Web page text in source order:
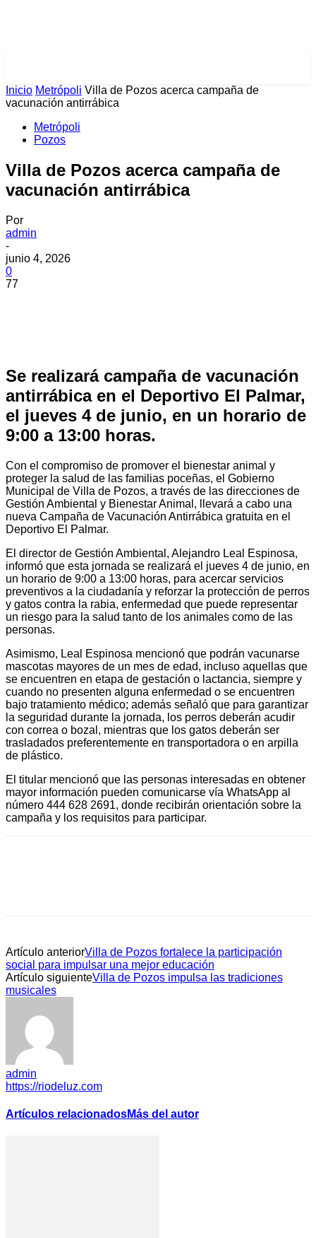
Inicio Metrópoli Villa de Pozos acerca campaña de
vacunación antirrábica
Metrópoli
Pozos
Villa de Pozos acerca campaña de
vacunación antirrábica
Por
admin
-
junio 4, 2026
0
77
Se realizará campaña de vacunación
antirrábica en el Deportivo El Palmar,
el jueves 4 de junio, en un horario de
9:00 a 13:00 horas.
Con el compromiso de promover el bienestar animal y
proteger la salud de las familias poceñas, el Gobierno
Municipal de Villa de Pozos, a través de las direcciones de
Gestión Ambiental y Bienestar Animal, llevará a cabo una
nueva Campaña de Vacunación Antirrábica gratuita en el
Deportivo El Palmar.
El director de Gestión Ambiental, Alejandro Leal Espinosa,
informó que esta jornada se realizará el jueves 4 de junio, en
un horario de 9:00 a 13:00 horas, para acercar servicios
preventivos a la ciudadanía y reforzar la protección de perros
y gatos contra la rabia, enfermedad que puede representar
un riesgo para la salud tanto de los animales como de las
personas.
Asimismo, Leal Espinosa mencionó que podrán vacunarse
mascotas mayores de un mes de edad, incluso aquellas que
se encuentren en etapa de gestación o lactancia, siempre y
cuando no presenten alguna enfermedad o se encuentren
bajo tratamiento médico; además señaló que para garantizar
la seguridad durante la jornada, los perros deberán acudir
con correa o bozal, mientras que los gatos deberán ser
trasladados preferentemente en transportadora o en arpilla
de plástico.
El titular mencionó que las personas interesadas en obtener
mayor información pueden comunicarse vía WhatsApp al
número 444 628 2691, donde recibirán orientación sobre la
campaña y los requisitos para participar.
Artículo anteriorVilla de Pozos fortalece la participación
social para impulsar una mejor educación
Artículo siguienteVilla de Pozos impulsa las tradiciones
musicales
admin
https://riodeluz.com
Artículos relacionadosMás del autor